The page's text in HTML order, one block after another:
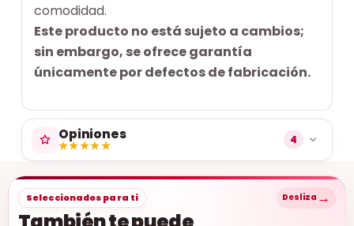
comodidad.
Este producto no está sujeto a cambios;
sin embargo, se ofrece garantía
únicamente por defectos de fabricación.
Opiniones
★★★★★
★★★★★ 4
Seleccionados para ti Desliza →